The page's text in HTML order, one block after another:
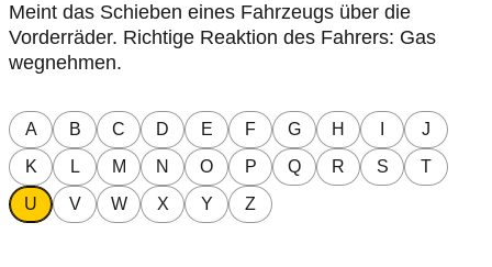
Meint das Schieben eines Fahrzeugs über die
Vorderräder. Richtige Reaktion des Fahrers: Gas
wegnehmen.
A B C D E F G H
J
K
L M N O P Q R S
T
U
V W X Y Z